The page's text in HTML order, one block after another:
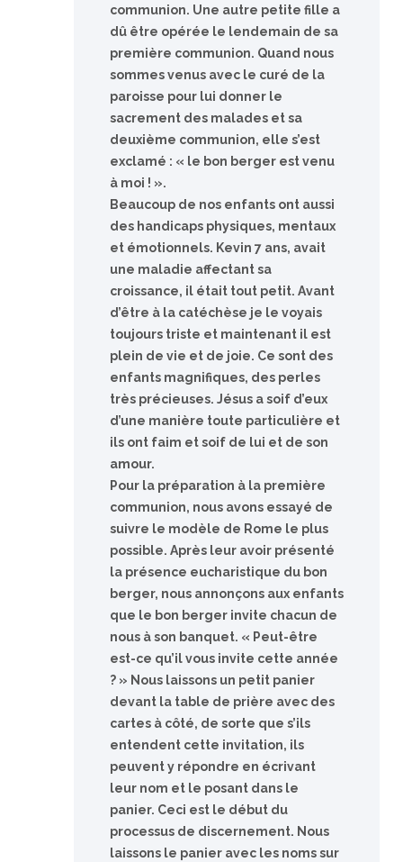
communion. Une autre petite fille a
dû être opérée le lendemain de sa
première communion. Quand nous
sommes venus avec le curé de la
paroisse pour lui donner le
sacrement des malades et sa
deuxième communion, elle s’est
exclamé : « le bon berger est venu
à moi ! ».
Beaucoup de nos enfants ont aussi
des handicaps physiques, mentaux
et émotionnels. Kevin 7 ans, avait
une maladie affectant sa
croissance, il était tout petit. Avant
d’être à la catéchèse je le voyais
toujours triste et maintenant il est
plein de vie et de joie. Ce sont des
enfants magnifiques, des perles
très précieuses. Jésus a soif d’eux
d’une manière toute particulière et
ils ont faim et soif de lui et de son
amour.
Pour la préparation à la première
communion, nous avons essayé de
suivre le modèle de Rome le plus
possible. Après leur avoir présenté
la présence eucharistique du bon
berger, nous annonçons aux enfants
que le bon berger invite chacun de
nous à son banquet. « Peut-être
est-ce qu’il vous invite cette année
? » Nous laissons un petit panier
devant la table de prière avec des
cartes à côté, de sorte que s’ils
entendent cette invitation, ils
peuvent y répondre en écrivant
leur nom et le posant dans le
panier. Ceci est le début du
processus de discernement. Nous
laissons le panier avec les noms sur